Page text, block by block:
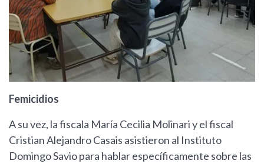
Femicidios
A su vez, la fiscala María Cecilia Molinari y el fiscal
Cristian Alejandro Casais asistieron al Instituto
Domingo Savio para hablar específicamente sobre las